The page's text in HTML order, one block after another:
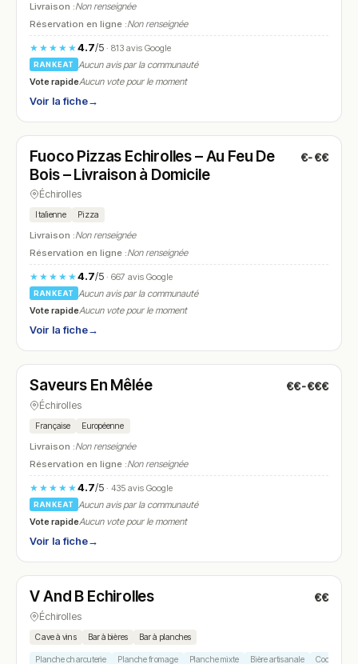
Livraison :Non renseignée
Réservation en ligne :Non renseignée
★★★★★4.7/5· 813 avis Google
RANKEAT
Aucun avis par la communauté
Vote rapideAucun vote pour le moment
Voir la fiche→
N° 20
Fuoco Pizzas Echirolles – Au Feu De
Bois – Livraison à Domicile
€-€€
Échirolles
Italienne Pizza
Livraison :Non renseignée
Réservation en ligne :Non renseignée
★★★★★4.7/5· 667 avis Google
RANKEAT
Aucun avis par la communauté
Vote rapideAucun vote pour le moment
Voir la fiche→
N° 21
Saveurs En Mêlée €€-€€€
Échirolles
Française Européenne
Livraison :Non renseignée
Réservation en ligne :Non renseignée
★★★★★4.7/5· 435 avis Google
RANKEAT
Aucun avis par la communauté
Vote rapideAucun vote pour le moment
Voir la fiche→
N° 22
V And B Echirolles €€
Échirolles
Cave à vins Bar à bières Bar à planches
Planche charcuterie Planche fromage Planche mixte Bière artisanale Cocktail